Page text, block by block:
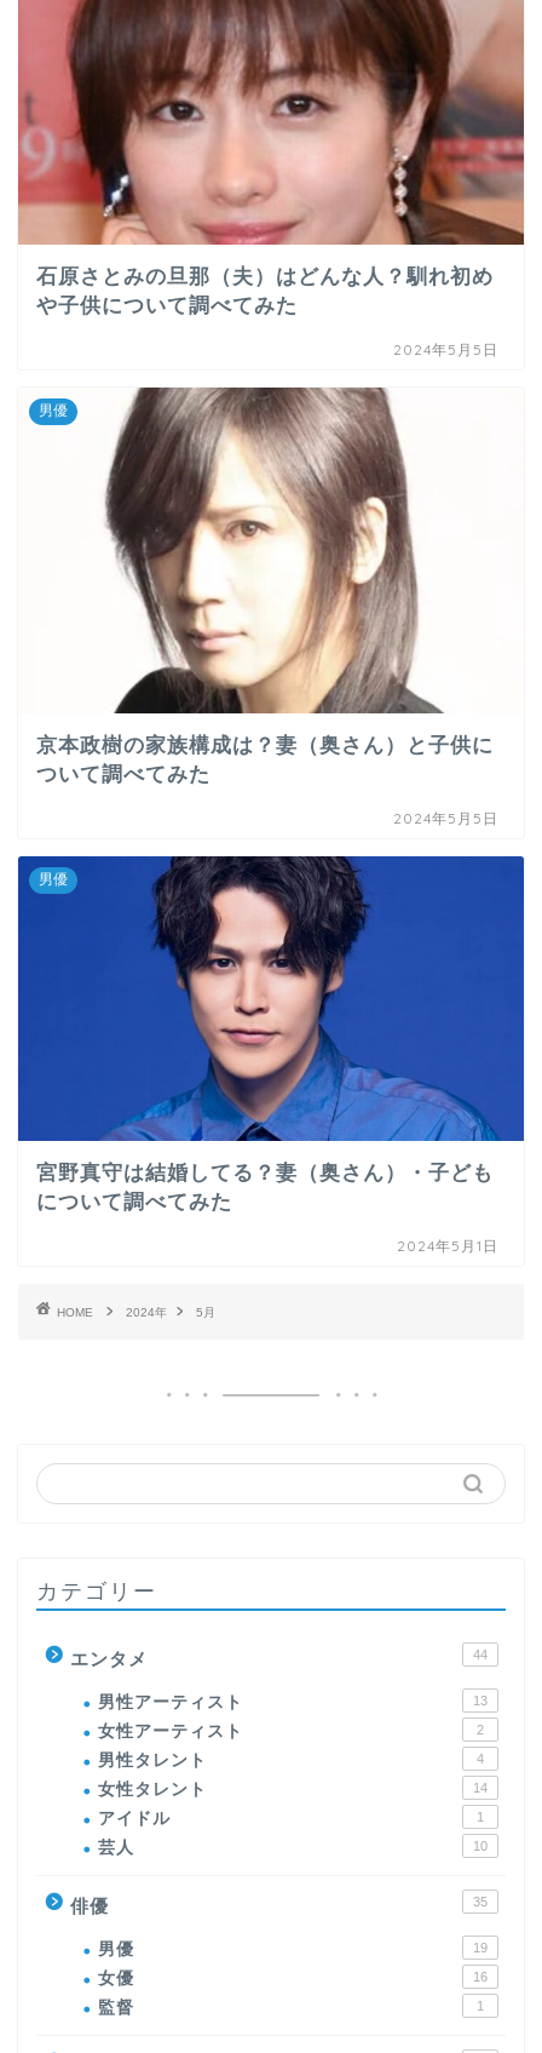
石原さとみの旦那（夫）はどんな人？馴れ初め
や子供について調べてみた
2024年5月5日
男優
京本政樹の家族構成は？妻（奥さん）と子供に
ついて調べてみた
2024年5月5日
男優
宮野真守は結婚してる？妻（奥さん）・子ども
について調べてみた
2024年5月1日
HOME 2024年 5月
カテゴリー
エンタメ 44
男性アーティスト 13
女性アーティスト 2
男性タレント 4
女性タレント 14
アイドル 1
芸人 10
俳優 35
男優 19
女優 16
監督 1